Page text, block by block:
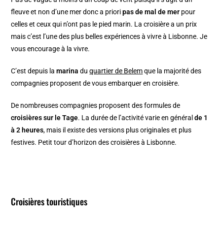
fleuve et non d’une mer donc a prioripas de mal de mer pour
celles et ceux qui n’ont pas le pied marin. La croisière a un prix
mais c’est l’une des plus belles expériences à vivre à Lisbonne. Je
vous encourage à la vivre.
C’est depuis la marina duquartier de Belemque la majorité des
compagnies proposent de vous embarquer en croisière.
De nombreuses compagnies proposent des formules de
croisières sur le Tage. La durée de l’activité varie en généralde 1
à 2 heures, mais il existe des versions plus originales et plus
festives. Petit tour d’horizon des croisières à Lisbonne.
Croisières touristiques